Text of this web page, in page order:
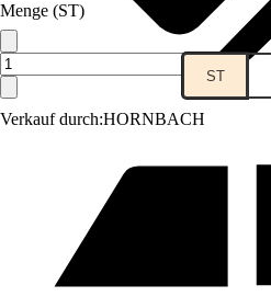
Verkauf durch:HORNBACH
Menge (ST)
ST